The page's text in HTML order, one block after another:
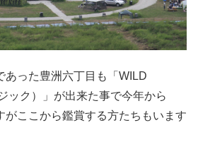
あった豊洲六丁目も「WILD
ック）」が出来た事で今年から
がここから鑑賞する方たちもいます